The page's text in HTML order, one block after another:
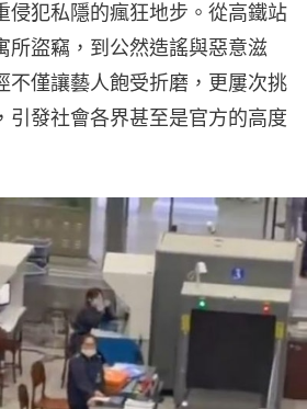
侵犯私隱的瘋狂地步。從高鐵站
所盜竊，到公然造謠與惡意滋
不僅讓藝人飽受折磨，更屢次挑
引發社會各界甚至是官方的高度